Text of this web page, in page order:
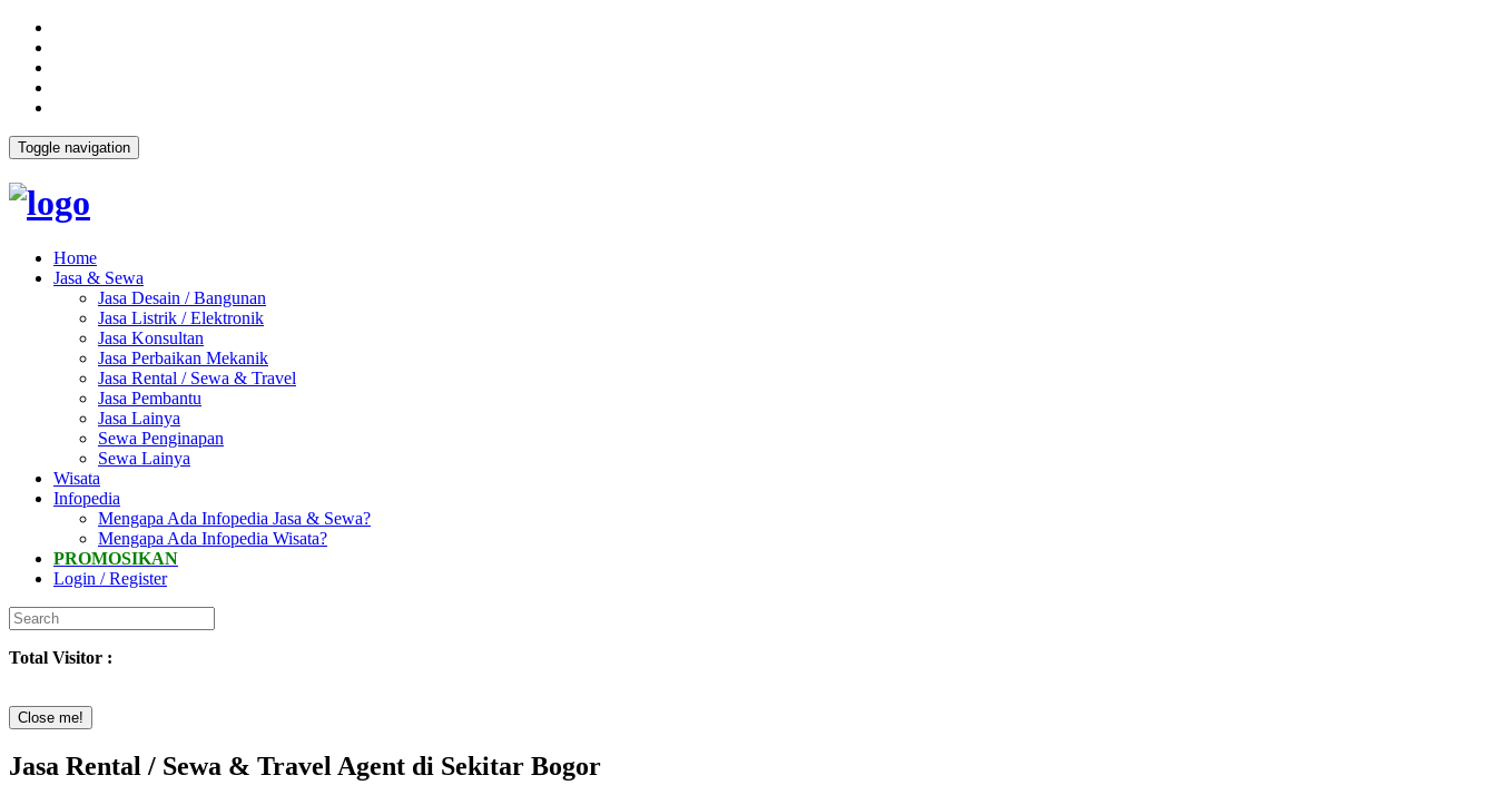
Toggle navigation
Home
Jasa & Sewa
Jasa Desain / Bangunan
Jasa Listrik / Elektronik
Jasa Konsultan
Jasa Perbaikan Mekanik
Jasa Rental / Sewa & Travel
Jasa Pembantu
Jasa Lainya
Sewa Penginapan
Sewa Lainya
Wisata
Infopedia
Mengapa Ada Infopedia Jasa & Sewa?
Mengapa Ada Infopedia Wisata?
PROMOSIKAN
Login / Register
Total Visitor :
Close me!
Jasa Rental / Sewa & Travel Agent di Sekitar Bogor